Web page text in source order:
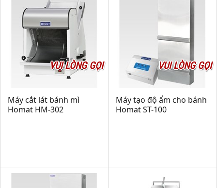
VUI LÒNG GỌI
Máy cắt lát bánh mì
Homat HM-302
VUI LÒNG GỌI
Máy tạo độ ẩm cho bánh
Homat ST-100